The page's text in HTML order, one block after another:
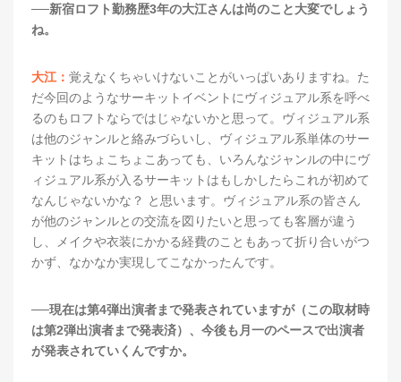
──新宿ロフト勤務歴3年の大江さんは尚のこと大変でしょう
ね。
大江： 覚えなくちゃいけないことがいっぱいありますね。た
だ今回のようなサーキットイベントにヴィジュアル系を呼べ
るのもロフトならではじゃないかと思って。ヴィジュアル系
は他のジャンルと絡みづらいし、ヴィジュアル系単体のサー
キットはちょこちょこあっても、いろんなジャンルの中にヴ
ィジュアル系が入るサーキットはもしかしたらこれが初めて
なんじゃないかな？ と思います。ヴィジュアル系の皆さん
が他のジャンルとの交流を図りたいと思っても客層が違う
し、メイクや衣装にかかる経費のこともあって折り合いがつ
かず、なかなか実現してこなかったんです。
──現在は第4弾出演者まで発表されていますが（この取材時
は第2弾出演者まで発表済）、今後も月一のペースで出演者
が発表されていくんですか。